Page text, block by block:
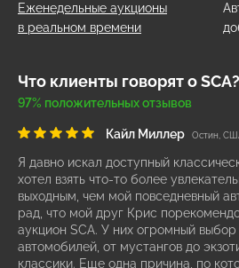
Еженедельные аукционы
в реальном времени
Что клиенты говорят о SCA?
97% положительных отзывов
Кайл Миллер Остин,
Я давно искал доступный
хотел взять что-то более
выходным, чем мой повседневный
рад, что мой друг Крис
аукцион SCA. У них огромный выбор
автомобилей, от мустангов до
классики. Еще одна причина, по